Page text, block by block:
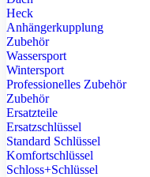
Heck
Anhängerkupplung
Zubehör
Wassersport
Wintersport
Professionelles Zubehör
Zubehör
Ersatzteile
Ersatzschlüssel
Standard Schlüssel
Komfortschlüssel
Schloss+Schlüssel